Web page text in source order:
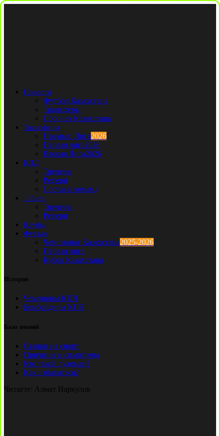
Новости
Футбол Казахстана
Трансферы
Сборная Казахстана
Трансферы
Премьер Лига2026
Первая лига2026
Вторая Лига2026
КПЛ
Тренеры
Рефери
Составы команд
1 Лига
Тренеры
Рефери
Клубы
Футзал
Чемпионат Казахстана2025-2026
Первая лига
Кубок Казахстана
История
Чемпионы КПЛ
Бомбардиры КПЛ
База знаний
Ставки на спорт
Причины и симптомы
Кто такой лудоман?
Как избавиться?
Читаете: Алмат Наркулов